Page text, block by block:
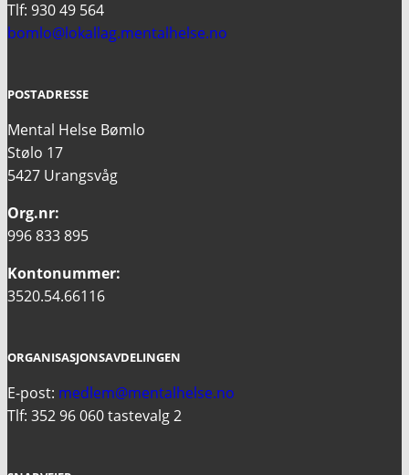
Tlf: 930 49 564
bomlo@lokallag.mentalhelse.no
POSTADRESSE
Mental Helse Bømlo
Stølo 17
5427 Urangsvåg
Org.nr:
996 833 895
Kontonummer:
3520.54.66116
ORGANISASJONSAVDELINGEN
E-post: medlem@mentalhelse.no
Tlf: 352 96 060 tastevalg 2